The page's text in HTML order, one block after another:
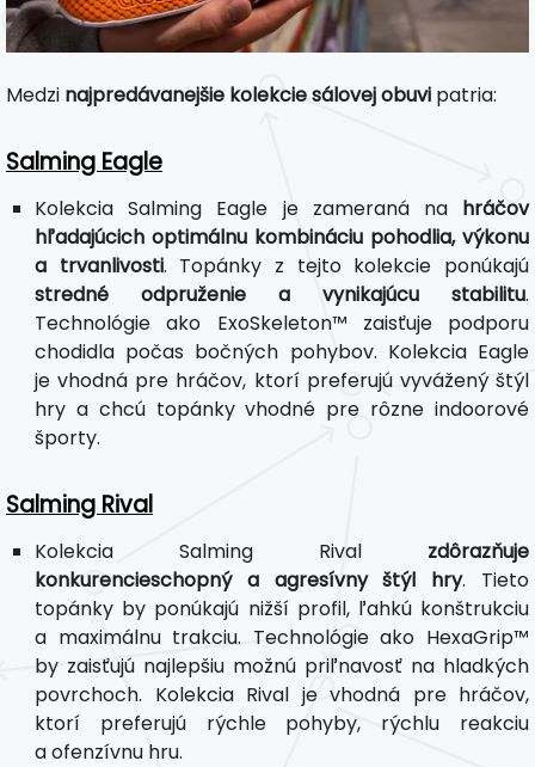
Medzi najpredávanejšie kolekcie sálovej obuvi patria:
Salming Eagle
Kolekcia Salming Eagle je zameraná na hráčov
hľadajúcich optimálnu kombináciu pohodlia, výkonu
a trvanlivosti. Topánky z tejto kolekcie ponúkajú
stredné odpruženie a vynikajúcu stabilitu.
Technológie ako ExoSkeleton™ zaisťuje podporu
chodidla počas bočných pohybov. Kolekcia Eagle
je vhodná pre hráčov, ktorí preferujú vyvážený štýl
hry a chcú topánky vhodné pre rôzne indoorové
športy.
Salming Rival
Kolekcia Salming Rival zdôrazňuje
konkurencieschopný a agresívny štýl hry. Tieto
topánky by ponúkajú nižší profil, ľahkú konštrukciu
a maximálnu trakciu. Technológie ako HexaGrip™
by zaisťujú najlepšiu možnú priľnavosť na hladkých
povrchoch. Kolekcia Rival je vhodná pre hráčov,
ktorí preferujú rýchle pohyby, rýchlu reakciu
a ofenzívnu hru.